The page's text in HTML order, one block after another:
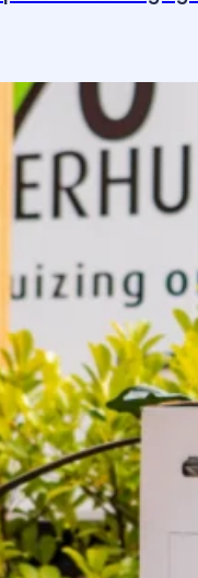
Strategie